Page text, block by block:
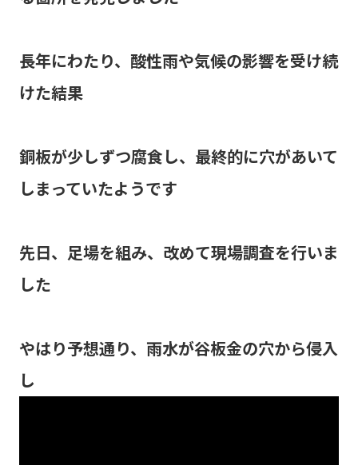
長年にわたり、酸性雨や気候の影響を受け続
けた結果
銅板が少しずつ腐食し、最終的に穴があいて
しまっていたようです
先日、足場を組み、改めて現場調査を行いま
した
やはり予想通り、雨水が谷板金の穴から侵入
し